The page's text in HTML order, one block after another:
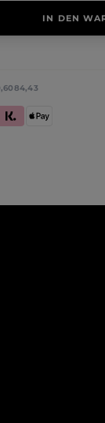
IN DEN
Debitkarte
Klarna (Rechnung /
Apple Pay